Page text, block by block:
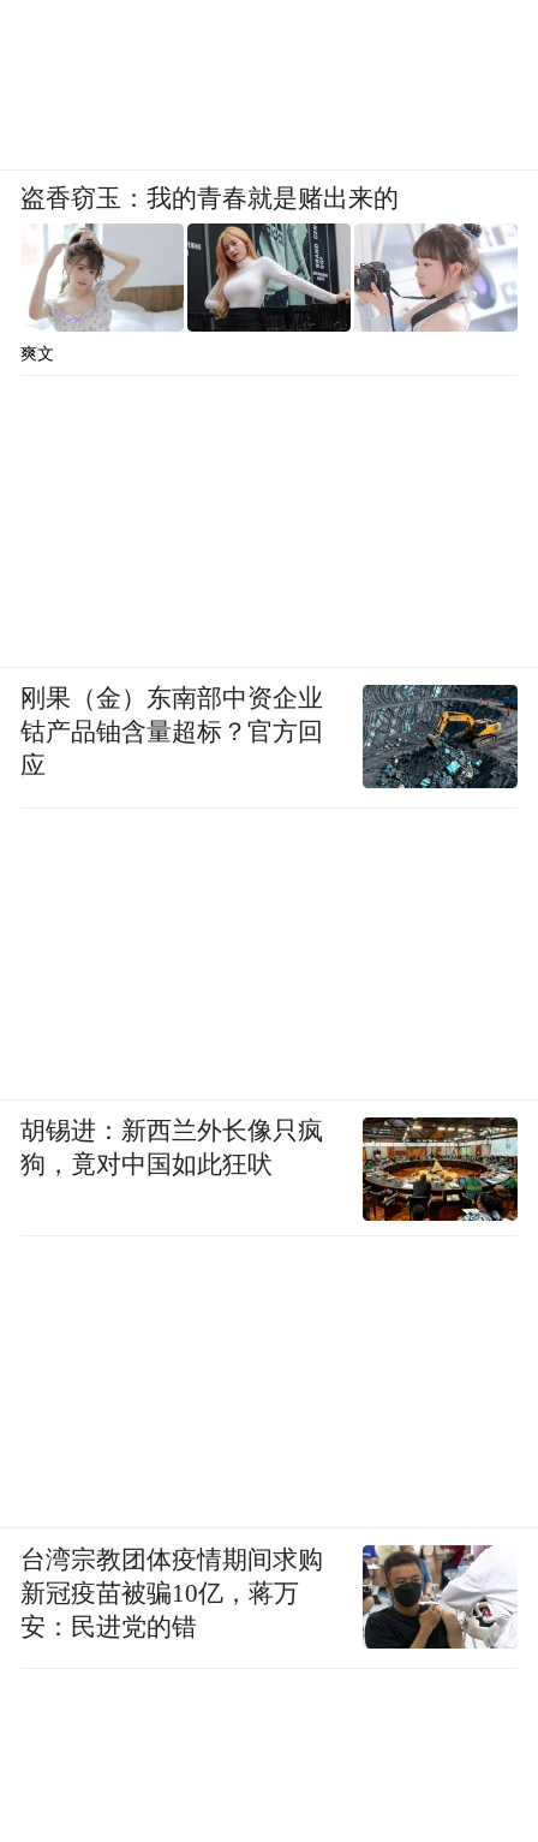
盗香窃玉：我的青春就是赌出来的
爽文
刚果（金）东南部中资企业
钴产品铀含量超标？官方回
应
胡锡进：新西兰外长像只疯
狗，竟对中国如此狂吠
台湾宗教团体疫情期间求购
新冠疫苗被骗10亿，蒋万
安：民进党的错